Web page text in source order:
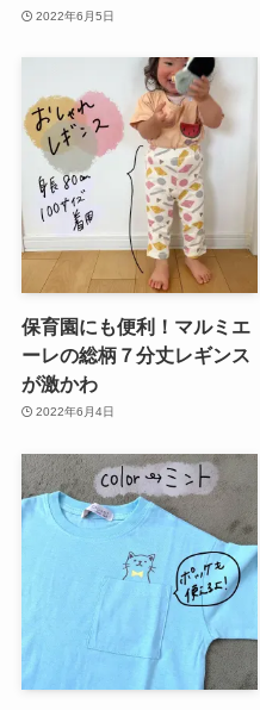
2022年6月5日
保育園にも便利！マルミエ
ーレの総柄７分丈レギンス
が激かわ
2022年6月4日